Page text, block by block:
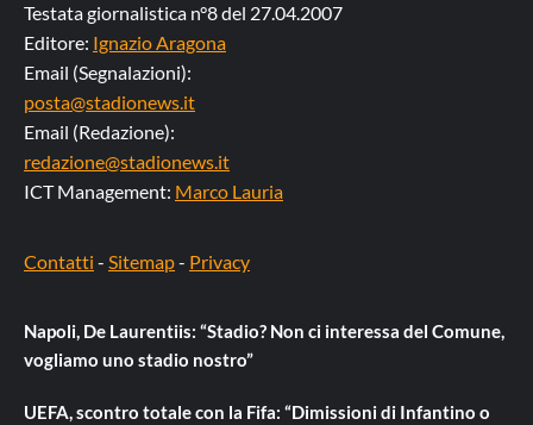
Testata giornalistica n°8 del 27.04.2007
Editore: Ignazio Aragona
Email (Segnalazioni):
posta@stadionews.it
Email (Redazione):
redazione@stadionews.it
ICT Management: Marco Lauria
Contatti - Sitemap- Privacy
Napoli, De Laurentiis: “Stadio? Non ci interessa del Comune,
vogliamo uno stadio nostro”
UEFA, scontro totale con la Fifa: “Dimissioni di Infantino o